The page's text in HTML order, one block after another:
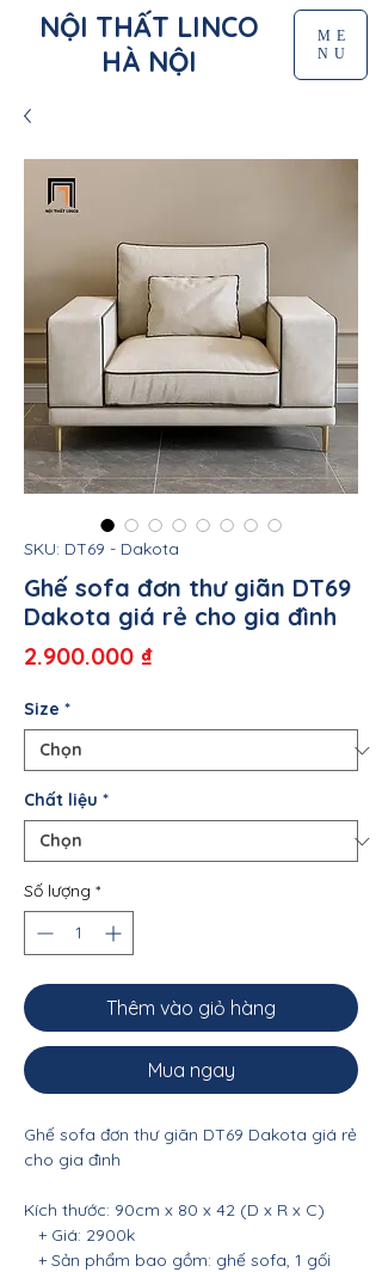
NỘI THẤT LINCO
HÀ NỘI
ME
NU
SKU: DT69 - Dakota
Ghế sofa đơn thư giãn DT69
Dakota giá rẻ cho gia đình
2.900.000 ₫Giá
Size *
Chất liệu *
Số lượng *
Thêm vào giỏ hàng
Mua ngay
Ghế sofa đơn thư giãn DT69 Dakota giá rẻ
cho gia đình
Kích thước: 90cm x 80 x 42 (D x R x C)
+ Giá: 2900k
+ Sản phẩm bao gồm: ghế sofa, 1 gối